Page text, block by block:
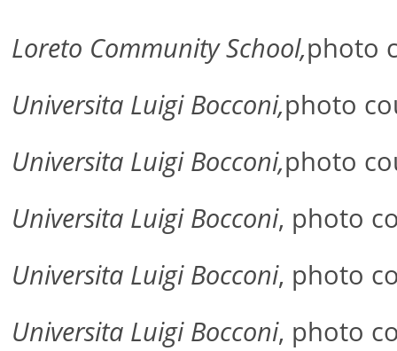
Loreto Community School,photo
Universita Luigi Bocconi,photo
Universita Luigi Bocconi,photo
Universita Luigi Bocconi, photo
Universita Luigi Bocconi, photo
Universita Luigi Bocconi, photo